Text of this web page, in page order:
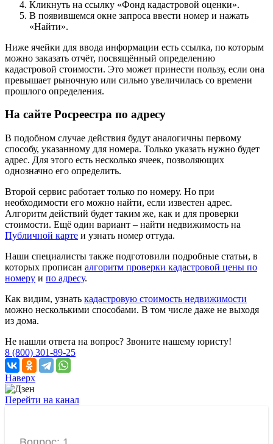
Кликнуть на ссылку «Фонд кадастровой оценки».
В появившемся окне запроса ввести номер и нажать
«Найти».
Ниже ячейки для ввода информации есть ссылка, по которым
можно заказать отчёт, посвящённый определению
кадастровой стоимости. Это может принести пользу, если она
превышает рыночную или сильно увеличилась со времени
прошлого определения.
На сайте Росреестра по адресу
В подобном случае действия будут аналогичны первому
способу, указанному для номера. Только указать нужно будет
адрес. Для этого есть несколько ячеек, позволяющих
однозначно его определить.
Второй сервис работает только по номеру. Но при
необходимости его можно найти, если известен адрес.
Алгоритм действий будет таким же, как и для проверки
стоимости. Ещё один вариант – найти недвижимость на
Публичной карте и узнать номер оттуда.
Наши специалисты также подготовили подробные статьи, в
которых прописан алгоритм проверки кадастровой цены по
номеру и по адресу.
Как видим, узнать кадастровую стоимость недвижимости
можно несколькими способами. В том числе даже не выходя
из дома.
Не нашли ответа на вопрос? Звоните нашему юристу!
8 (800) 301-89-25
Наверх
Перейти на канал